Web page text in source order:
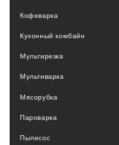
Кофеварка
Кухонный комбайн
Мультирезка
Мультиварка
Мясорубка
Пароварка
Пылесос